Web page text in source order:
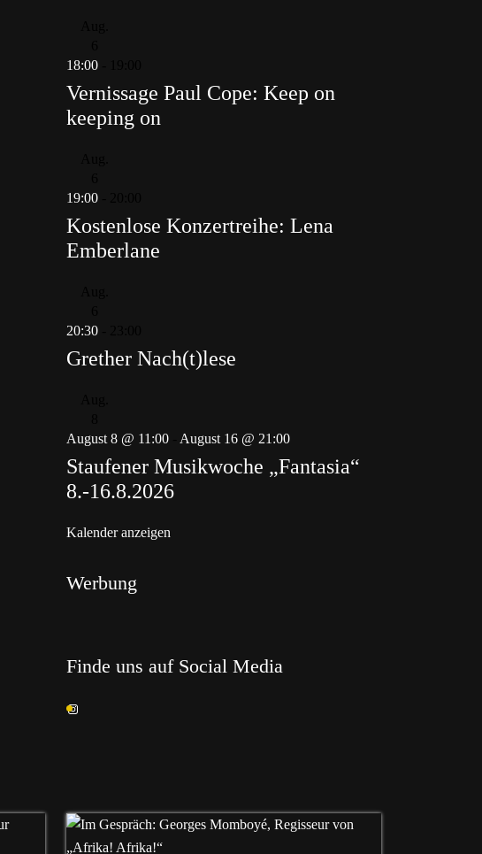
18:00
Vernissage Paul Cope: Keep on
keeping on
19:00
Kostenlose Konzertreihe: Lena
Emberlane
20:30
Grether Nach(t)lese
August 8 @ 11:00
August 16 @ 21:00
Staufener Musikwoche „Fantasia“
8.-16.8.2026
Kalender anzeigen
Werbung
Finde uns auf Social Media